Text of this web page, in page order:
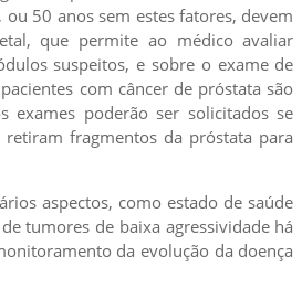
50 anos sem estes fatores, devem
que permite ao médico avaliar
suspeitos, e sobre o exame de
com câncer de próstata são
exames poderão ser solicitados se
fragmentos da próstata para
aspectos, como estado de saúde
tumores de baixa agressividade há
da evolução da doença